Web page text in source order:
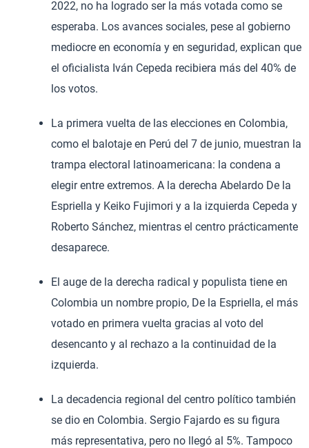
2022, no ha logrado ser la más votada como se
esperaba. Los avances sociales, pese al gobierno
mediocre en economía y en seguridad, explican que
el oficialista Iván Cepeda recibiera más del 40% de
los votos.
La primera vuelta de las elecciones en Colombia,
como el balotaje en Perú del 7 de junio, muestran la
trampa electoral latinoamericana: la condena a
elegir entre extremos. A la derecha Abelardo De la
Espriella y Keiko Fujimori y a la izquierda Cepeda y
Roberto Sánchez, mientras el centro prácticamente
desaparece.
El auge de la derecha radical y populista tiene en
Colombia un nombre propio, De la Espriella, el más
votado en primera vuelta gracias al voto del
desencanto y al rechazo a la continuidad de la
izquierda.
La decadencia regional del centro político también
se dio en Colombia. Sergio Fajardo es su figura
más representativa, pero no llegó al 5%. Tampoco